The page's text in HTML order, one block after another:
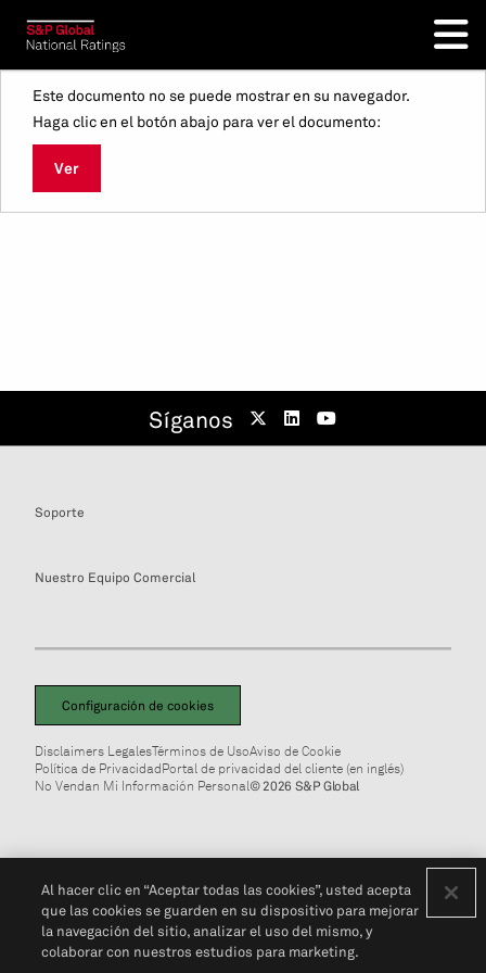
Este documento no se puede mostrar en su navegador.
Haga clic en el botón abajo para ver el documento:
Ver
Síganos
Soporte
Nuestro Equipo Comercial
Configuración de cookies
Disclaimers LegalesTérminos de UsoAviso de Cookie
Política de PrivacidadPortal de privacidad del cliente (en inglés)
No Vendan Mi Información Personal© 2026 S&P Global
Al hacer clic en “Aceptar todas las cookies”, usted acepta
que las cookies se guarden en su dispositivo para mejorar
la navegación del sitio, analizar el uso del mismo, y
colaborar con nuestros estudios para marketing.